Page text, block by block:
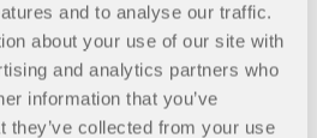
and to analyse our traffic.
about your use of our site with
and analytics partners who
information that you’ve
they’ve collected from your use
Více informací
lepeného dřeva